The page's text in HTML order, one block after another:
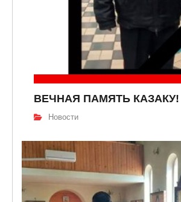
ВЕЧНАЯ ПАМЯТЬ КАЗАКУ!
Новости